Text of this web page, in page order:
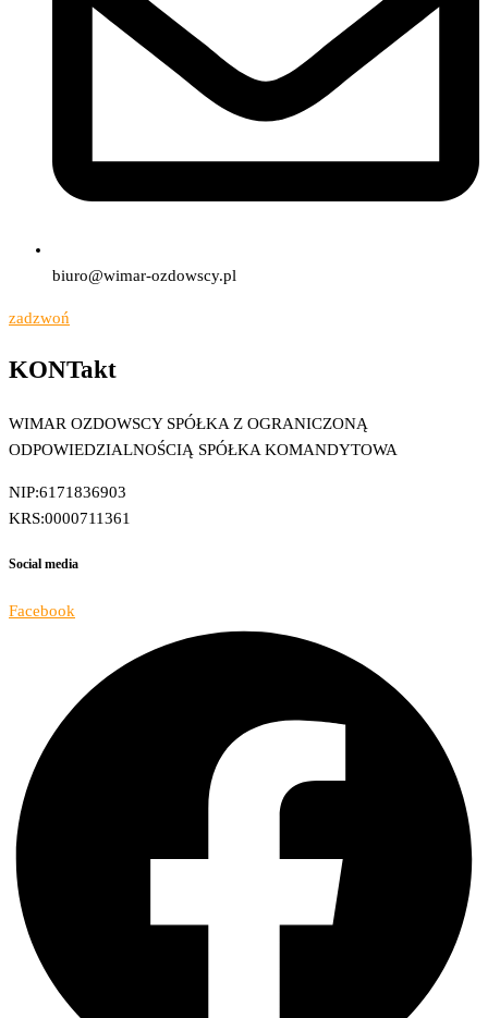
biuro@wimar-ozdowscy.pl
zadzwoń
KONTakt
WIMAR OZDOWSCY SPÓŁKA Z OGRANICZONĄ
ODPOWIEDZIALNOŚCIĄ SPÓŁKA KOMANDYTOWA
NIP:6171836903
KRS:0000711361
Social media
Facebook